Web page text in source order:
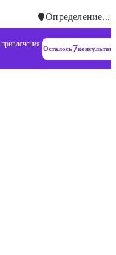
Определение...
привлечения
Осталось7